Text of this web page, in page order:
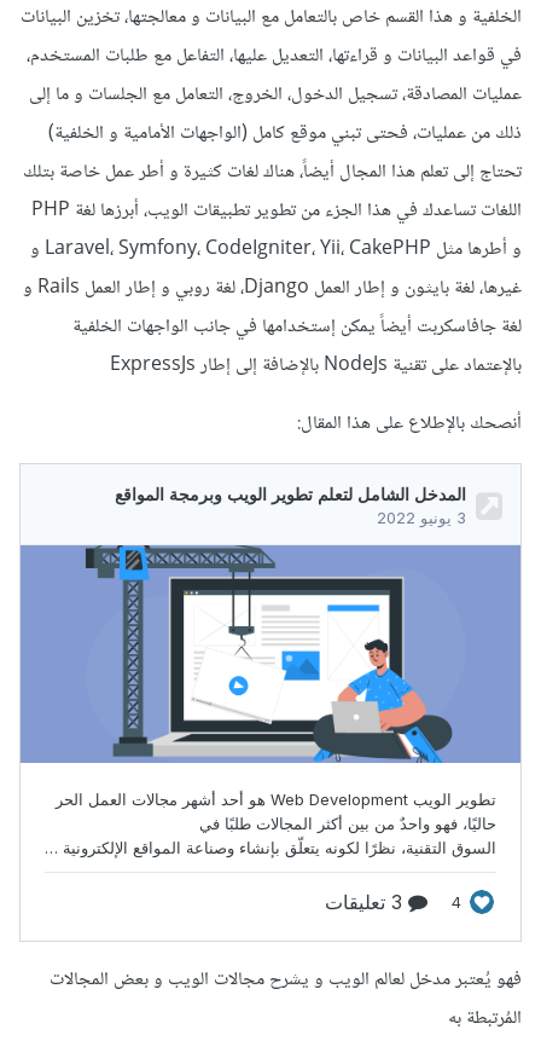
الخلفية و هذا القسم خاص بالتعامل مع البيانات و معالجتها، تخزين البيانات
في قواعد البيانات و قراءتها، التعديل عليها، التفاعل مع طلبات المستخدم،
عمليات المصادقة، تسجيل الدخول، الخروج، التعامل مع الجلسات و ما إلى
ذلك من عمليات، فحتى تبني موقع كامل (الواجهات الأمامية و الخلفية)
تحتاج إلى تعلم هذا المجال أيضاً، هناك لغات كثيرة و أطر عمل خاصة بتلك
اللغات تساعدك في هذا الجزء من تطوير تطبيقات الويب، أبرزها لغة PHP
و أطرها مثل Laravel، Symfony، CodeIgniter، Yii، CakePHP و
غيرها، لغة بايثون و إطار العمل Django، لغة روبي و إطار العمل Rails و
لغة جافاسكربت أيضاً يمكن إستخدامها في جانب الواجهات الخلفية
بالإعتماد على تقنية NodeJs بالإضافة إلى إطار ExpressJs
أنصحك بالإطلاع على هذا المقال:
فهو يُعتبر مدخل لعالم الويب و يشرح مجالات الويب و بعض المجالات
المُرتبطة به